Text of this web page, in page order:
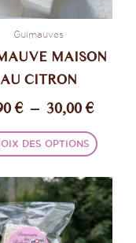
Guimauves
MAISON
AU CITRON
€ – 30,00€
DES OPTIONS
Ce
a